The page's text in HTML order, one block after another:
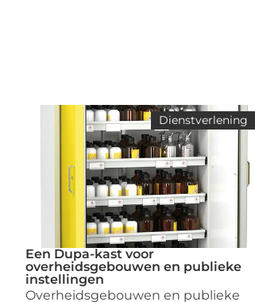
Dienstverlening
Een Dupa-kast voor
overheidsgebouwen en publieke
instellingen
Overheidsgebouwen en publieke